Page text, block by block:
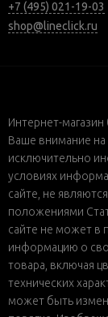
+7 (495) 021-19-03
shop@lineclick.ru
Интернет-
Ваше внимание на
исключительно
условиях
сайте, не
положениями
сайте не может в
информацию о
товара, включая
технических
может быть